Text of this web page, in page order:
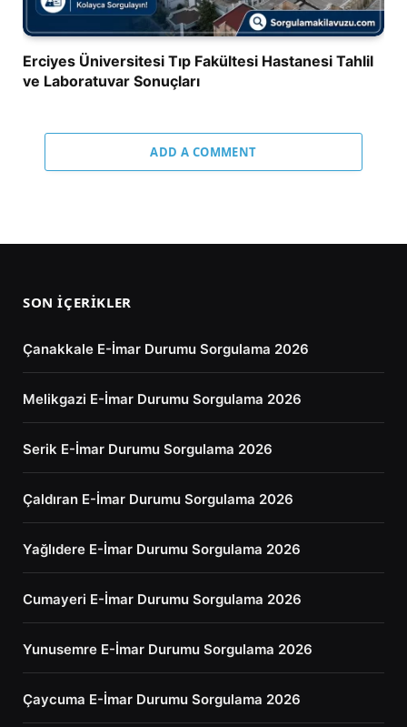
Erciyes Üniversitesi Tıp Fakültesi Hastanesi Tahlil
ve Laboratuvar Sonuçları
ADD A COMMENT
SON İÇERIKLER
Çanakkale E-İmar Durumu Sorgulama 2026
Melikgazi E-İmar Durumu Sorgulama 2026
Serik E-İmar Durumu Sorgulama 2026
Çaldıran E-İmar Durumu Sorgulama 2026
Yağlıdere E-İmar Durumu Sorgulama 2026
Cumayeri E-İmar Durumu Sorgulama 2026
Yunusemre E-İmar Durumu Sorgulama 2026
Çaycuma E-İmar Durumu Sorgulama 2026